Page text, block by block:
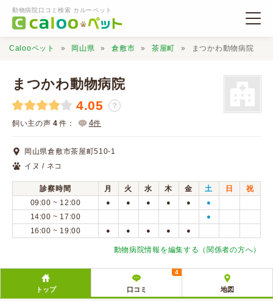
動物病院口コミ検索 カルーペット
動物病院検索
口コミ検索
Calooペットとは？
口コミ投稿
Calooペット 岡山県 倉敷市 茶屋町 まつかわ動物病院
まつかわ動物病院
4.05 ？
飼い主の声 4 件： 4件
岡山県倉敷市茶屋町510-1
イヌ / ネコ
診察時間 月 火 水 木 金 土 日
祝
09:00 ~ 12:00
● ● ● ● ● ●
14:00 ~ 17:00 ●
16:00 ~ 19:00 ● ● ● ● ●
動物病院情報を編集する（関係者の方へ）
トップ 口コミ
4
地図